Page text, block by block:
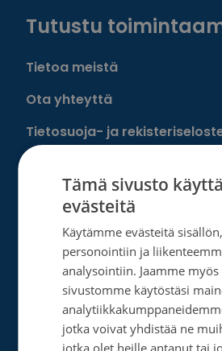
Tutustu
Tietoa meistä
Ota yhteyttä
Tietosuoja- ja
Syöpäsäätiö laskutusoitteet
Saavutettavuus
Roosa nauha -keräys
Munien puolesta -keräys
Tämä sivusto
evästeitä
Käytämme evästeitä
personointiin ja
analysointiin. Jaamme
sivustomme käytöstäsi
jotka voivat yhdistää ne
jotka olet heille antanut tai